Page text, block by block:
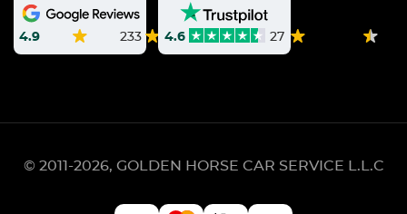
4.9 233 4.6 27
© 2011-2026, GOLDEN HORSE CAR SERVICE L.L.C